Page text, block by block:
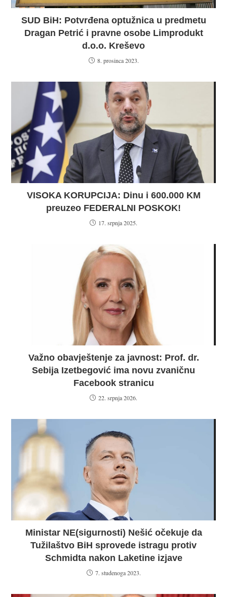
SUD BiH: Potvrđena optužnica u predmetu
Dragan Petrić i pravne osobe Limprodukt
d.o.o. Kreševo
8. prosinca 2023.
VISOKA KORUPCIJA: Dinu i 600.000 KM
preuzeo FEDERALNI POSKOK!
17. srpnja 2025.
Važno obavještenje za javnost: Prof. dr.
Sebija Izetbegović ima novu zvaničnu
Facebook stranicu
22. srpnja 2026.
Ministar NE(sigurnosti) Nešić očekuje da
Tužilaštvo BiH sprovede istragu protiv
Schmidta nakon Laketine izjave
7. studenoga 2023.